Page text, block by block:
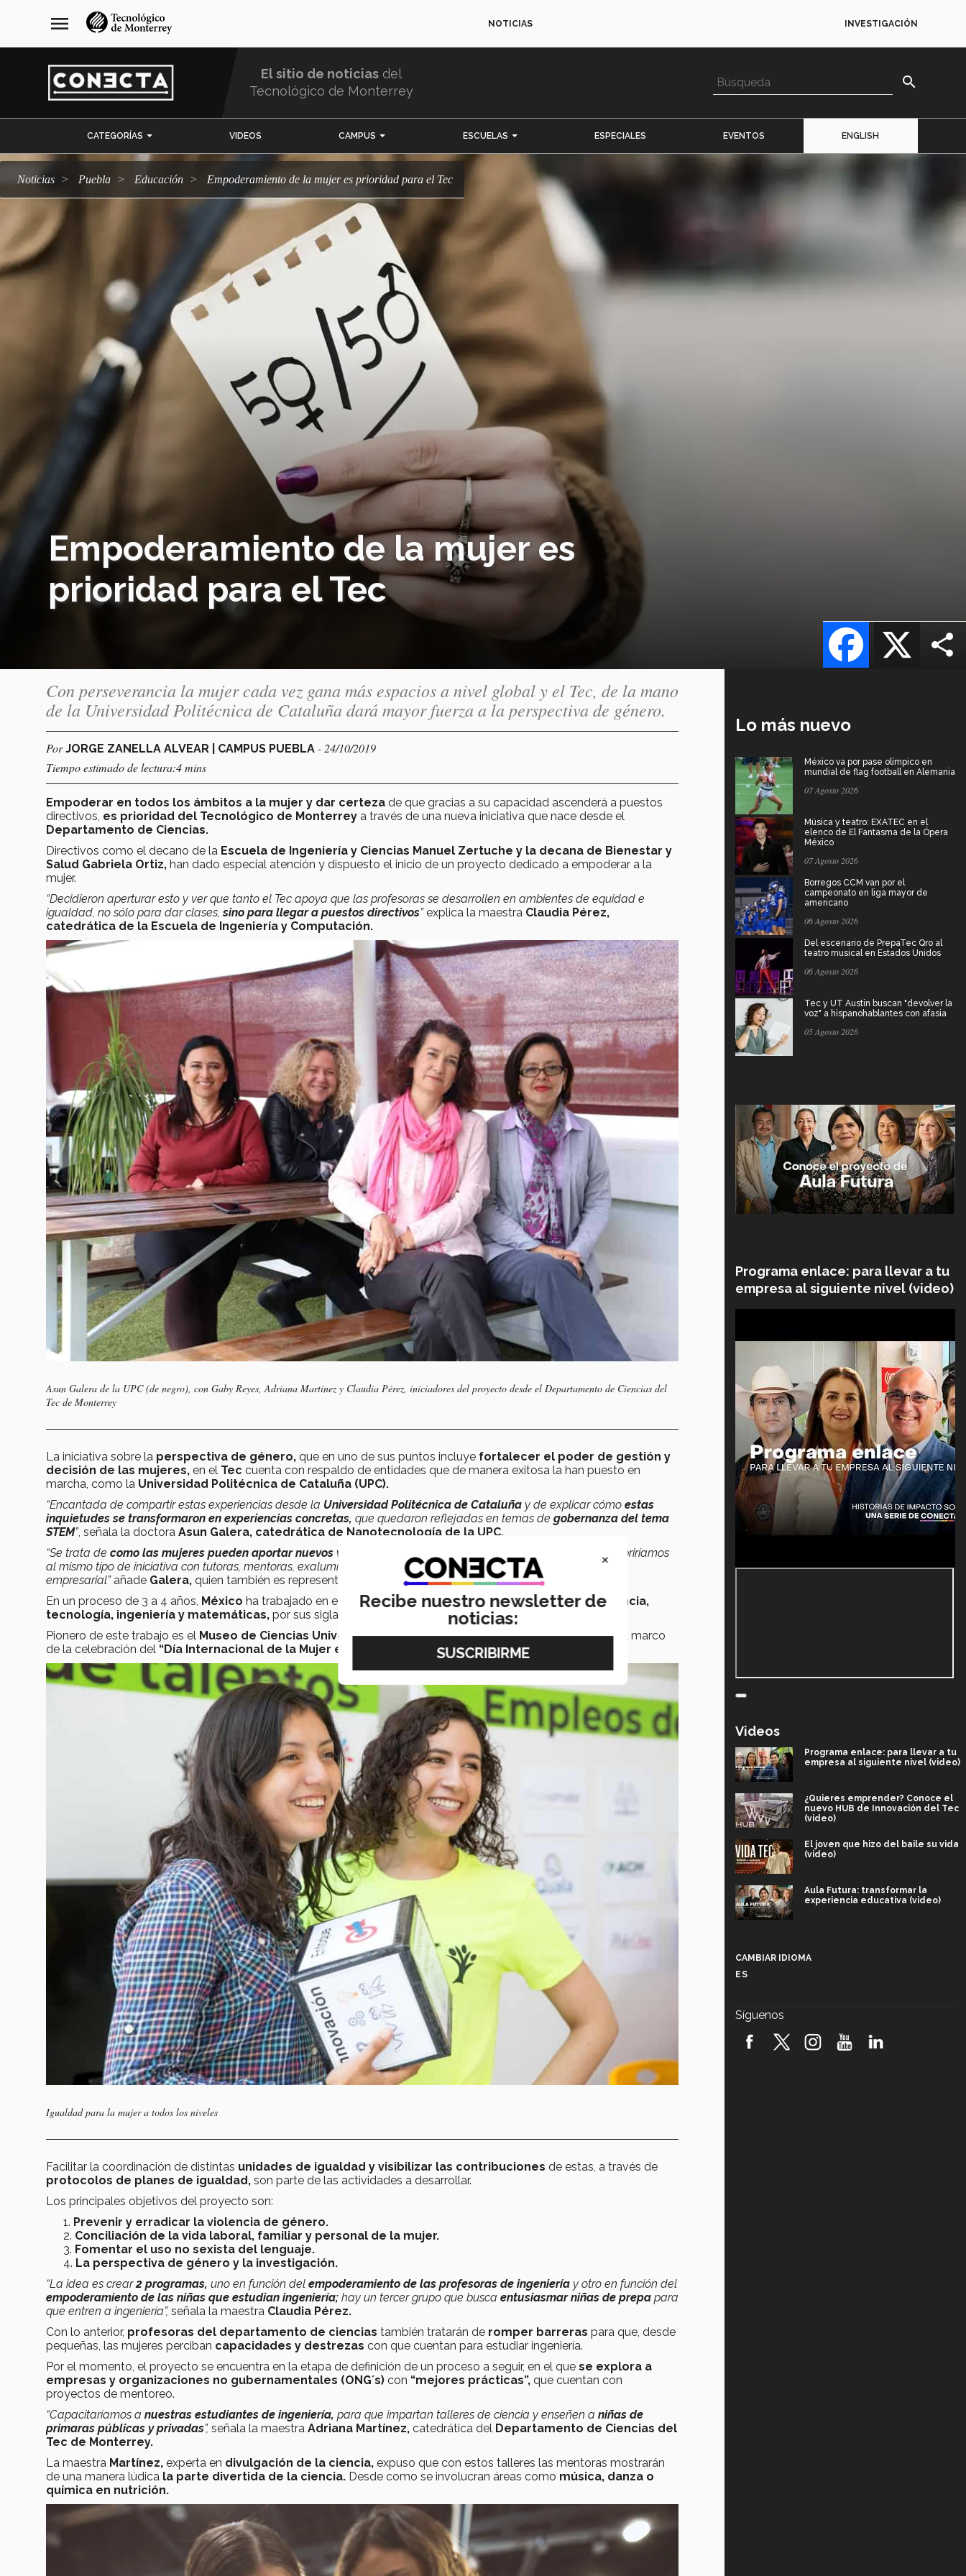
navegación
principal
menu NOTICIAS INVESTIGACIÓN
El sitio de noticias del
Tecnológico de Monterrey
search
CATEGORÍAS VIDEOS CAMPUS ESCUELAS ESPECIALES EVENTOS ENGLISH
Noticias Puebla Educación Empoderamiento de la mujer es prioridad para el Tec
Empoderamiento de la mujer es
prioridad para el Tec
X
Facebook
Con perseverancia la mujer cada vez gana más espacios a nivel global y el Tec, de la mano
de la Universidad Politécnica de Cataluña dará mayor fuerza a la perspectiva de género.
PorJORGE ZANELLA ALVEAR | CAMPUS PUEBLA - 24/10/2019
Tiempo estimado de lectura:4 mins
Empoderar en todos los ámbitos a la mujer y dar certeza de que gracias a su capacidad ascenderá a puestos
directivos, es prioridad del Tecnológico de Monterrey a través de una nueva iniciativa que nace desde el
Departamento de Ciencias.
Directivos como el decano de la Escuela de Ingeniería y Ciencias Manuel Zertuche y la decana de Bienestar y
Salud Gabriela Ortiz, han dado especial atención y dispuesto el inicio de un proyecto dedicado a empoderar a la
mujer.
“Decidieron aperturar esto y ver que tanto el Tec apoya que las profesoras se desarrollen en ambientes de equidad e
igualdad, no sólo para dar clases,sino para llegar a puestos directivos”explica la maestra Claudia Pérez,
catedrática de la Escuela de Ingeniería y Computación.
Asun Galera de la UPC (de negro), con Gaby Reyes, Adriana Martínez y Claudia Pérez, iniciadores del proyecto desde el Departamento de Ciencias del
Tec de Monterrey
La iniciativa sobre la perspectiva de género, que en uno de sus puntos incluye fortalecer el poder de gestión y
decisión de las mujeres, en el Tec cuenta con respaldo de entidades que de manera exitosa la han puesto en
marcha, como la Universidad Politécnica de Cataluña (UPC).
“Encantada de compartir estas experiencias desde la Universidad Politécnica de Cataluña y de explicar cómo estas
inquietudes se transformaron en experiencias concretas, que quedaron reflejadas en temas de gobernanza del tema
STEM”, señala la doctora Asun Galera, catedrática de Nanotecnología de la UPC.
“Se trata de como las mujeres pueden aportar nuevos valores
también nos abriríamos
al mismo tipo de iniciativa con tutoras, mentoras, exalumnas, ingenieras y científicas que ya trabajan en el ámbito
empresarial”añade Galera, quien también es representante del Plan de Igualdadde la institución ibérica.
En un proceso de 3 a 4 años, México ha trabajado en el empoderamiento de la mujer en las áreasSTEM(ciencia,
tecnología, ingeniería y matemáticas, por sus siglas en inglés).
Pionero de este trabajo es el Museo de Ciencias Universum,que realiza actividades el11 de febrero,en el marco
de la celebración del “Día Internacional de la Mujer en la Ciencia”, fecha que busca replicarse en el
Igualdad para la mujer a todos los niveles
Facilitar la coordinación de distintas unidades de igualdad y visibilizar las contribuciones de estas, a través de
protocolos de planes de igualdad, son parte de las actividades a desarrollar.
Los principales objetivos del proyecto son:
Prevenir y erradicar la violencia de género.
Conciliación de la vida laboral, familiar y personal de la mujer.
Fomentar el uso no sexista del lenguaje.
La perspectiva de género y la investigación.
“La idea es crear2 programas, uno en función del empoderamiento de las profesoras de ingeniería y otro en función del
empoderamiento de las niñas que estudian ingeniería; hay un tercer grupo que busca entusiasmar niñas de prepa para
que entren a ingeniería”, señala la maestra Claudia Pérez.
Con lo anterior, profesoras del departamento de ciencias también tratarán de romper barreras para que, desde
pequeñas, las mujeres perciban capacidades y destrezas con que cuentan para estudiar ingeniería.
Por el momento, el proyecto se encuentra en la etapa de definición de un proceso a seguir, en el que se explora a
empresas y organizaciones no gubernamentales (ONG´s) con “mejores prácticas”, que cuentan con
proyectos de mentoreo.
“Capacitaríamos a nuestras estudiantes de ingeniería, para que impartan talleres de ciencia y enseñen a niñas de
primaras públicas y privadas”, señala la maestra Adriana Martínez, catedrática del Departamento de Ciencias del
Tec de Monterrey.
La maestra Martínez, experta en divulgación de la ciencia, expuso que con estos talleres las mentoras mostrarán
de una manera lúdica la parte divertida de la ciencia. Desde como se involucran áreas como música, danza o
química en nutrición.
Lo más nuevo
México va por pase olímpico en
mundial de flag football en Alemania
07 Agosto 2026
Música y teatro: EXATEC en el
elenco de El Fantasma de la Ópera
México
07 Agosto 2026
Borregos CCM van por el
campeonato en liga mayor de
americano
06 Agosto 2026
Del escenario de PrepaTec Qro al
teatro musical en Estados Unidos
06 Agosto 2026
Tec y UT Austin buscan "devolver la
voz" a hispanohablantes con afasia
05 Agosto 2026
Programa enlace: para llevar a tu
empresa al siguiente nivel (video)
Videos
Programa enlace: para llevar a tu
empresa al siguiente nivel (video)
¿Quieres emprender? Conoce el
nuevo HUB de Innovación del Tec
(video)
El joven que hizo del baile su vida
(video)
Aula Futura: transformar la
experiencia educativa (video)
robótica FIRST 2026! (video)
CAMBIAR IDIOMA
ES
Síguenos
×
Recibe nuestro newsletter de
noticias: